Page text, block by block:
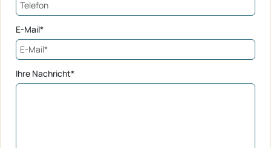
E-Mail*
Ihre Nachricht*